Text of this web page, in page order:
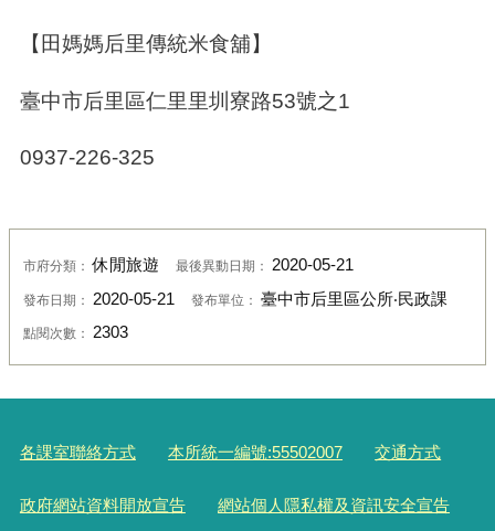
【田媽媽后里傳統米食舖】
臺中市后里區仁里里圳寮路53號之1
0937-226-325
市府分類：休閒旅遊 最後異動日期： 2020-05-21
發布日期： 2020-05-21 發布單位： 臺中市后里區公所‧民政課
點閱次數： 2303
各課室聯絡方式 本所統一編號:55502007 交通方式
政府網站資料開放宣告 網站個人隱私權及資訊安全宣告